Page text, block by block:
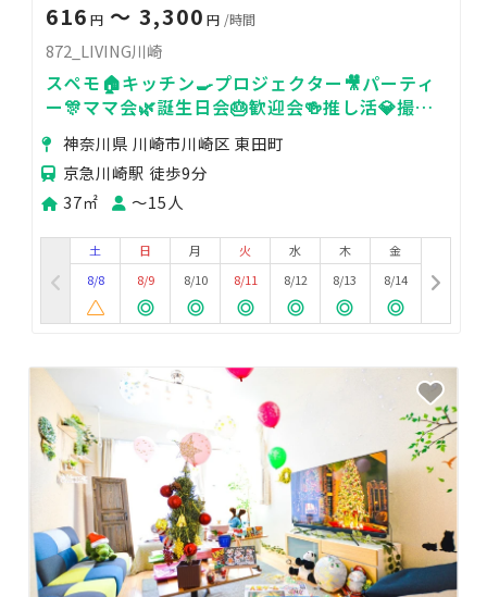
616 円〜 3,300 円 /時間
872_LIVING川崎
スペモ🏠キッチン🍳プロジェクター🎥パーティ
ー🎊ママ会🌿誕生日会🎂歓迎会🍻推し活💎撮影
📸872_LIVING川崎
神奈川県 川崎市川崎区 東田町
京急川崎駅 徒歩9分
37㎡
〜15人
土
8/8
日
8/9
月
8/10
火
8/11
水
8/12
木
8/13
金
8/14